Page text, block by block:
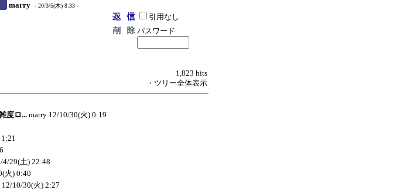
marry - 20/3/5(木) 8:33 -
引用なし
パスワード
1,823 hits
・ツリー全体表示
度ロ... marry 12/10/30(火) 0:19
4/29(土) 22:48
火) 0:40
12/10/30(火) 2:27